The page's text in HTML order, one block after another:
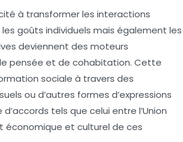
à transformer les interactions
goûts individuels mais également les
deviennent des moteurs
pensée et de cohabitation. Cette
sociale à travers des
ou d’autres formes d’expressions
tels que celui entre l’Union
économique et culturel de ces